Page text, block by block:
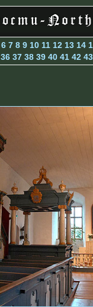
6 7 8 9 10 11 12 13 14
36 37 38 39 40 41 42 43